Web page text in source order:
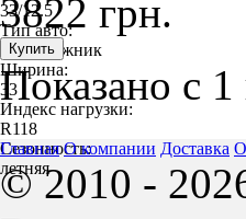
33/12.5
Тип авто:
внедорожник
Ширина:
33
Индекс нагрузки:
R118
Сезонность:
летняя
3822 грн.
Показано с
Главная О компании Доставка
© 2010 -